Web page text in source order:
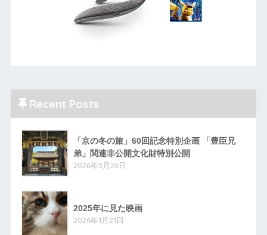
Recent Posts
「京の冬の旅」60回記念特別企画 「豊臣兄
弟」関連非公開文化財特別公開
2026年3月26日
2025年に見た映画
2026年1月21日